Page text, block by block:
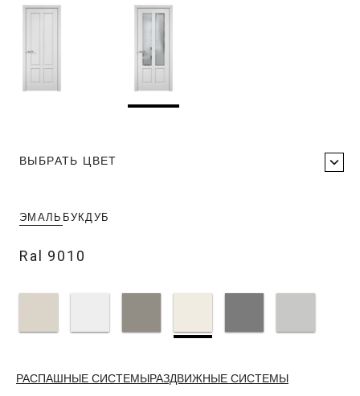
ВЫБРАТЬ ЦВЕТ
ЭМАЛЬ БУК ДУБ
Ral 9010
РАСПАШНЫЕ СИСТЕМЫРАЗДВИЖНЫЕ СИСТЕМЫ